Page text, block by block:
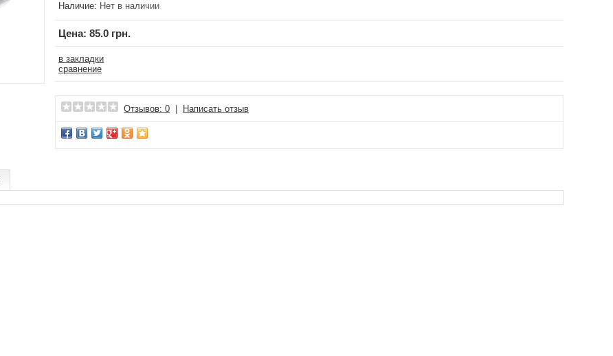
Наличие: Нет в наличии
Цена: 85.0 грн.
в закладки
сравнение
Отзывов: 0 Написать отзыв